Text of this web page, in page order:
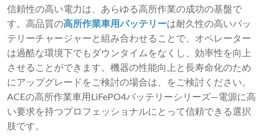
信頼性の高い電力は、あらゆる高所作業の成功の基盤で
す。高品質の高所作業車用バッテリーは耐久性の高いバッ
テリーチャージャーと組み合わせることで、オペレーター
は過酷な環境下でもダウンタイムをなくし、効率性を向上
させることができます。機器の性能向上と長寿命化のため
にアップグレードをご検討の場合は、をご検討ください。
ACEの高所作業車用LiFePO4バッテリーシリーズ—電源に高
い要求を持つプロフェッショナルにとって信頼できる選択
肢です。